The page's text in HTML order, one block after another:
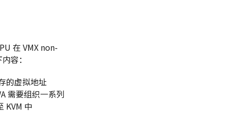
在 VMX non-
容：
的虚拟地址
需要组织一系列
KVM 中